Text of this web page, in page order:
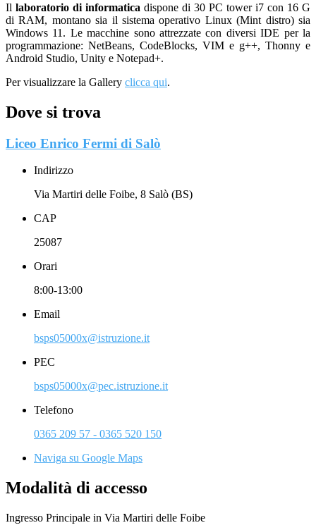
Il laboratorio di informatica dispone di 30 PC tower i7 con 16 G
di RAM, montano sia il sistema operativo Linux (Mint distro) sia
Windows 11. Le macchine sono attrezzate con diversi IDE per la
programmazione: NetBeans, CodeBlocks, VIM e g++, Thonny e
Android Studio, Unity e Notepad+.
Per visualizzare la Gallery clicca qui.
Dove si trova
Liceo Enrico Fermi di Salò
Indirizzo
Via Martiri delle Foibe, 8 Salò (BS)
CAP
25087
Orari
8:00-13:00
Email
bsps05000x@istruzione.it
PEC
bsps05000x@pec.istruzione.it
Telefono
0365 209 57 - 0365 520 150
Naviga su Google Maps
Modalità di accesso
Ingresso Principale in Via Martiri delle Foibe